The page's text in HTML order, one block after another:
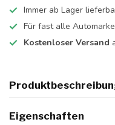
Immer ab Lager
Für fast alle
Kostenloser Versand
Eigenschaften